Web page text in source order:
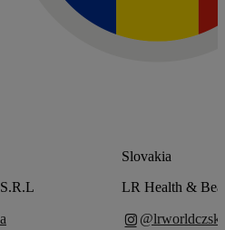
Slovakia
LR Health &
@lrworldczsk